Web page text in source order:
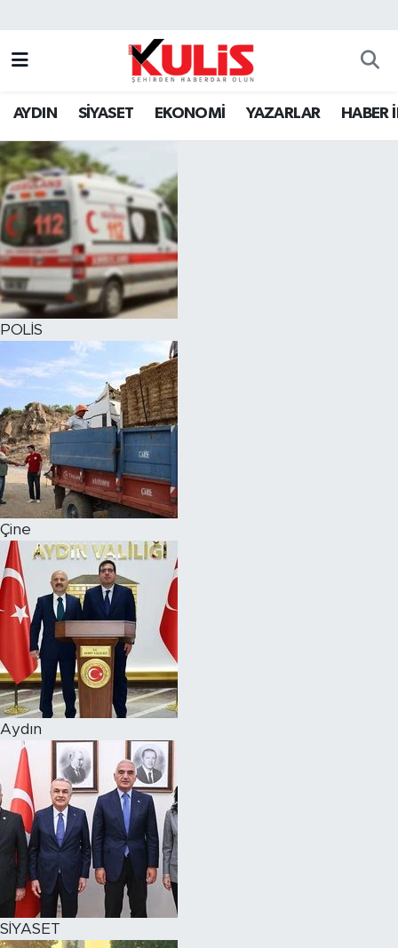
AYDIN SİYASET EKONOMİ YAZARLAR HABER
POLİS
Çine
Aydın
SİYASET